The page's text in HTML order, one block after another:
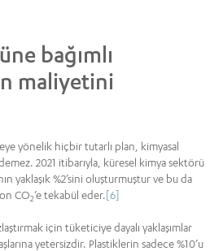
bağımlı
maliyetini
yönelik hiçbir tutarlı plan, kimyasal
2021 itibarıyla, küresel kimya sektörü
yaklaşık %2’sini oluşturmuştur ve bu da
CO2’e tekabül eder.[6]
için tüketiciye dayalı yaklaşımlar
yetersizdir. Plastiklerin sadece %10’u